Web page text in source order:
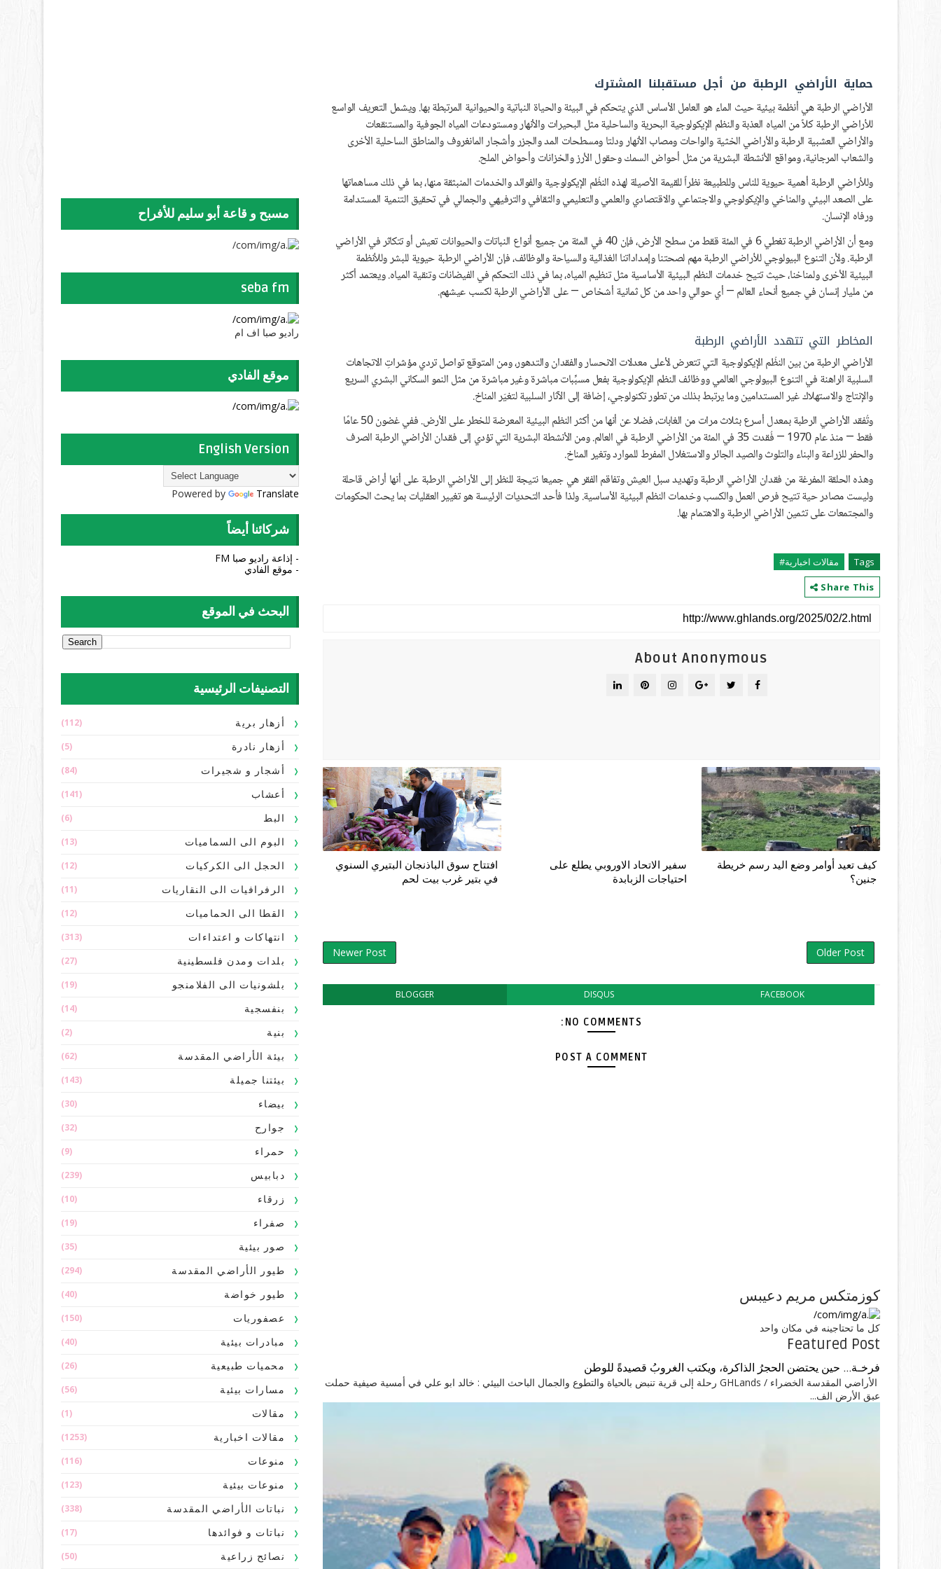
حماية الأراضي الرطبة من أجل مستقبلنا المشترك
الأراضي الرطبة هي أنظمة بيئية حيث الماء هو العامل الأساس الذي يتحكم في البيئة والحياة النباتية والحيوانية المرتبطة بها. ويشمل التعريف الواسع
للأراضي الرطبة كلاً من المياه العذبة والنظم الإيكولوجية البحرية والساحلية مثل البحيرات والأنهار ومستودعات المياه الجوفية والمستنقعات
والأراضي العشبية الرطبة والأراضي الخثية والواحات ومصاب الأنهار ودلتا ومسطحات المد والجزر وأشجار المانغروف والمناطق الساحلية الأخرى
والشعاب المرجانية، ومواقع الأنشطة البشرية من مثل أحواض السمك وحقول الأرز والخزانات وأحواض الملح.
وللأراضي الرطبة أهمية حيوية للناس وللطبيعة نظراً للقيمة الأصيلة لهذه النظُم الإيكولوجية والفوائد والخدمات المنبثقة منها، بما في ذلك مساهماتها
على الصعد البيئي والمناخي والإيكولوجي والاجتماعي والاقتصادي والعلمي والتعليمي والثقافي والترفيهي والجمالي في تحقيق التنمية المستدامة
ورفاه الإنسان.
ومع أن الأراضي الرطبة تغطي 6 في المئة ققط من سطح الأرض، فإن 40 في المئة من جميع أنواع النباتات والحيوانات تعيش أو تتكاثر في الأراضي
الرطبة. ولأن التنوع البيولوجي للأراضي الرطبة مهم لصحتنا وإمداداتنا الغذائية والسياحة والوظائف، فإن الأراضي الرطبة حيوية للبشر وللأنظمة
البيئية الأخرى ولمناخنا، حيث تتيح خدمات النظم البيئية الأساسية مثل تنظيم المياه، بما في ذلك التحكم في الفيضانات وتنقية المياه. ويعتمد أكثر
من مليار إنسان في جميع أنحاء العالم — أي حوالي واحد من كل ثمانية أشخاص — على الأراضي الرطبة لكسب عيشهم.
المخاطر التي تتهدد الأراضي الرطبة
الأراضي الرطبة من بين النظُم الإيكولوجية التي تتعرض لأعلى معدلات الانحسار والفقدان والتدهور، ومن المتوقع تواصل تردي مؤشراتِ الاتجاهات
السلبية الراهنة في التنوع البيولوجي العالمي ووظائف النظم الإيكولوجية بفعل مسبِّبات مباشرة وغير مباشرة من مثل النمو السكاني البشري السريع
والإنتاج والاستهلاك غير المستدامين وما يرتبط بذلك من تطور تكنولوجي، إضافة إلى الآثار السلبية لتغيّر المناخ.
وتُفقد الأراضي الرطبة بمعدل أسرع بثلاث مرات من الغابات، فضلا عن أنها من أكثر النظم البيئية المعرضة للخطر على الأرض. ففي غضون 50 عامًا
فقط — منذ عام 1970 — فُقدت 35 في المئة من الأراضي الرطبة في العالم. ومن الأنشطة البشرية التي تؤدي إلى فقدان الأراضي الرطبة الصرف
والحفر للزراعة والبناء والتلوث والصيد الجائر والاستغلال المفرط للموارد وتغير المناخ.
وهذه الحلقة المفرغة من فقدان الأراضي الرطبة وتهديد سبل العيش وتفاقم الفقر هي جميعا نتيجة للنظر إلى الأراضي الرطبة على أنها أراض قاحلة
وليست مصادر حية تتيح فرص العمل والكسب وخدمات النظم البيئية الأساسية. ولذا فأحد التحديات الرئيسة هو تغيير العقليات بما يحث الحكومات
والمجتمعات على تثمين الأراضي الرطبة والاهتمام بها.
Tags
مقالات اخبارية#
Share This
About Anonymous
افتتاح سوق الباذنجان البتيري السنوي
في بتير غرب بيت لحم
سفير الاتحاد الاوروبي يطلع على
احتياجات الزبابدة
كيف تعيد أوامر وضع اليد رسم خريطة
جنين؟
Newer Post Older Post
BLOGGER DISQUS FACEBOOK
NO COMMENTS:
POST A COMMENT
كوزمتكس مريم دعيبس
كل ما تحتاجينه في مكان واحد
Featured Post
فرخـة... حين يحتضن الحجرُ الذاكرة، ويكتب الغروبُ قصيدةً للوطن
الأراضي المقدسة الخضراء / GHLands رحلة إلى قرية تنبض بالحياة والتطوع والجمال الباحث البيئي : خالد ابو علي في أمسية صيفية حملت
عبق الأرض الف...
مسبح و قاعة أبو سليم للأفراح
seba fm
راديو صبا اف ام
موقع الفادي
English Version
Powered by Translate
شركائنا أيضاً
- إذاعة راديو صبا FM
- موقع الفادي
البحث في الموقع
التصنيفات الرئيسية
أزهار برية (112)
أزهار نادرة (5)
أشجار و شجيرات (84)
أعشاب (141)
البط (6)
البوم الى السماميات (13)
الحجل الى الكركيات (12)
الرفرافيات الى النقاريات (11)
القطا الى الحماميات (12)
انتهاكات و اعتداءات (313)
بلدات ومدن فلسطينية (27)
بلشونيات الى الفلامنجو (19)
بنفسجية (14)
بنية (2)
بيئة الأراضي المقدسة (62)
بيئتنا جميلة (143)
بيضاء (30)
جوارح (32)
حمراء (9)
دبابيس (239)
زرقاء (10)
صفراء (19)
صور بيئية (35)
طيور الأراضي المقدسة (294)
طيور خواضة (40)
عصفوريات (150)
مبادرات بيئية (40)
محميات طبيعية (26)
مسارات بيئية (56)
مقالات (1)
مقالات اخبارية (1253)
منوعات (116)
منوعات بيئية (123)
نباتات الأراضي المقدسة (338)
نباتات و فوائدها (17)
نصائح زراعية (50)